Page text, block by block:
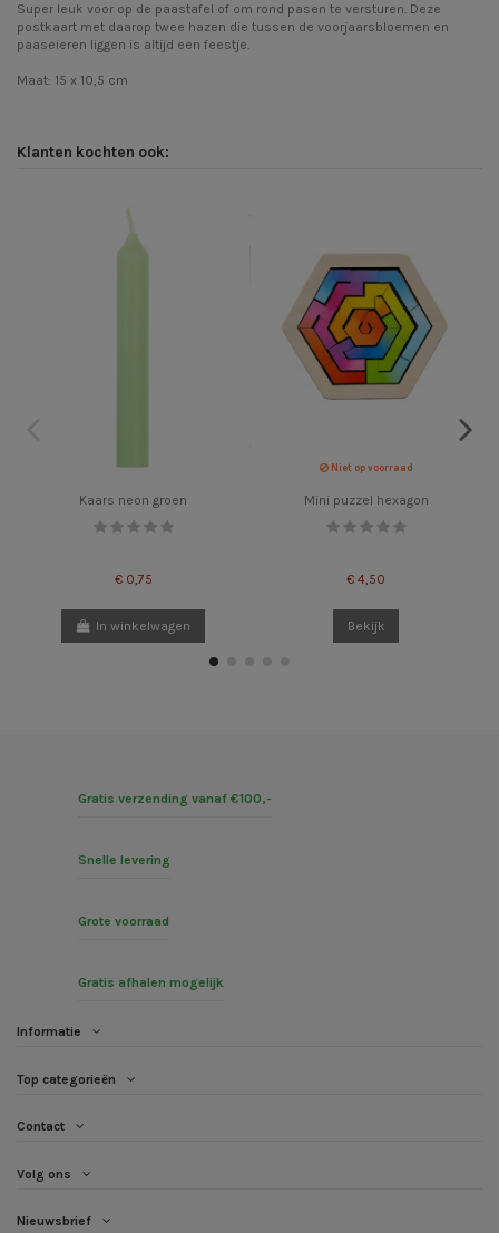
Super leuk voor op de paastafel of om rond pasen te versturen. Deze
postkaart met daarop twee hazen die tussen de voorjaarsbloemen en
paaseieren liggen is altijd een feestje.
Maat: 15 x 10,5 cm
Klanten kochten ook:
Kaars neon groen
€ 0,75
In winkelwagen
Niet op voorraad
Mini puzzel hexagon
€ 4,50
Bekijk
Gratis verzending vanaf €100,-
Snelle levering
Grote voorraad
Gratis afhalen mogelijk
Informatie
Top categorieën
Contact
Volg ons
Nieuwsbrief